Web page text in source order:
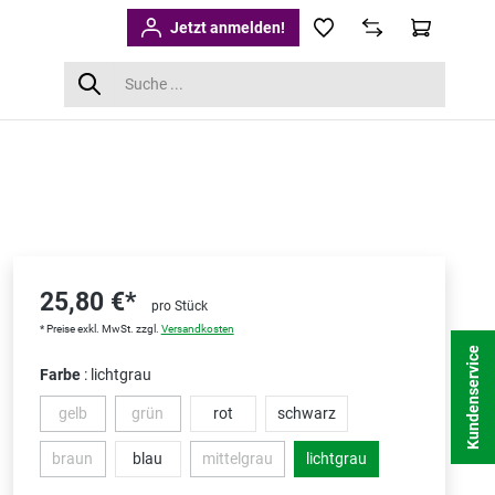
Jetzt anmelden!
25,80 €* pro Stück
* Preise exkl. MwSt. zzgl. Versandkosten
Farbe : lichtgrau
gelb(Diese Option ist zurzeit nicht verfügbar.)
grün(Diese Option ist zurzeit nicht verfügbar.)
rot schwarz
braun(Diese Option ist zurzeit nicht verfügbar.)
blau mittelgrau(Diese Option ist zurzeit nicht verfügbar.)
lichtgrau
Kundenservice